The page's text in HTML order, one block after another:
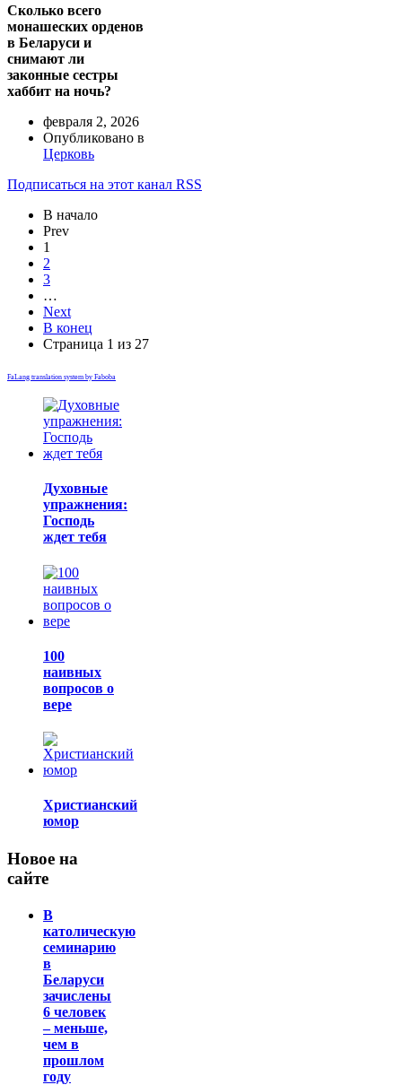
Сколько всего
монашеских орденов
в Беларуси и
снимают ли
законные сестры
хаббит на ночь?
февраля 2, 2026
Опубликовано в
Церковь
Подписаться на этот канал RSS
В начало
Prev
1
2
3
…
Next
В конец
Страница 1 из 27
FaLang translation system by Faboba
Духовные
упражнения:
Господь
ждет тебя
100
наивных
вопросов о
вере
Христианский
юмор
Новое на
сайте
В
католическую
семинарию
в
Беларуси
зачислены
6 человек
– меньше,
чем в
прошлом
году